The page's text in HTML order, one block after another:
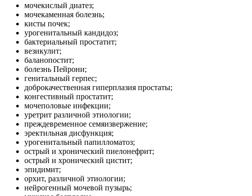
мочекислый диатез;
мочекаменная болезнь;
кисты почек;
урогенитальный кандидоз;
бактериальный простатит;
везикулит;
баланопостит;
болезнь Пейрони;
генитальный герпес;
доброкачественная гиперплазия простаты;
конгестивный простатит;
мочеполовые инфекции;
уретрит различной этиологии;
преждевременное семяизвержение;
эректильная дисфункция;
урогенитальный папилломатоз;
острый и хронический пиелонефрит;
острый и хронический цистит;
эпидимит;
орхит, различной этиологии;
нейрогенный мочевой пузырь;